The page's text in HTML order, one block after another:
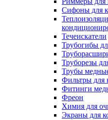
Сифоны для
Течеискатели
Трубогибы
Труборезы
Трубы
Фильтры для
Фитинги
Фреон
Химия для
Экраны для